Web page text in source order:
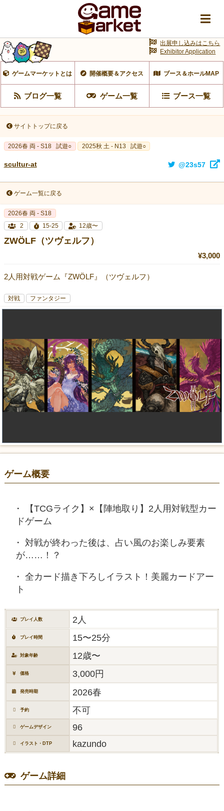
ゲームマーケットとは 開催概要＆アクセス ブース＆ホールMAP
ブログ一覧 ゲーム一覧 ブース一覧
出展申し込みはこちら
Exhibitor Application
サイトトップに戻る
2026春 両 - S18 試遊○ 2025秋 土 - N13 試遊○
scultur-at @23s57
ゲーム一覧に戻る
2026春 両 - S18
2
15-25 12歳〜
ZWÖLF（ツヴェルフ）
¥3,000
2人用対戦ゲーム『ZWÖLF』（ツヴェルフ）
対戦 ファンタジー
ゲーム概要
【TCGライク】×【陣地取り】2人用対戦型カー
ドゲーム
対戦が終わった後は、占い風のお楽しみ要素
が……！？
全カード描き下ろしイラスト！美麗カードアー
ト
プレイ人数 2人
プレイ時間 15〜25分
対象年齢 12歳〜
価格 3,000円
発売時期 2026春
予約 不可
ゲームデザイン 96
イラスト・DTP kazundo
ゲーム詳細